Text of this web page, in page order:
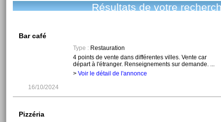
Résultats de votre
Bar café
16/10/2024
Type :Restauration
4 points de vente dans différentes villes. Vente car
départ à l'étranger. Renseignements sur demande. ...
> Voir le détail de l'annonce
Pizzéria